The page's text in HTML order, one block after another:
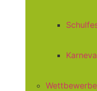
Wettbewerbe